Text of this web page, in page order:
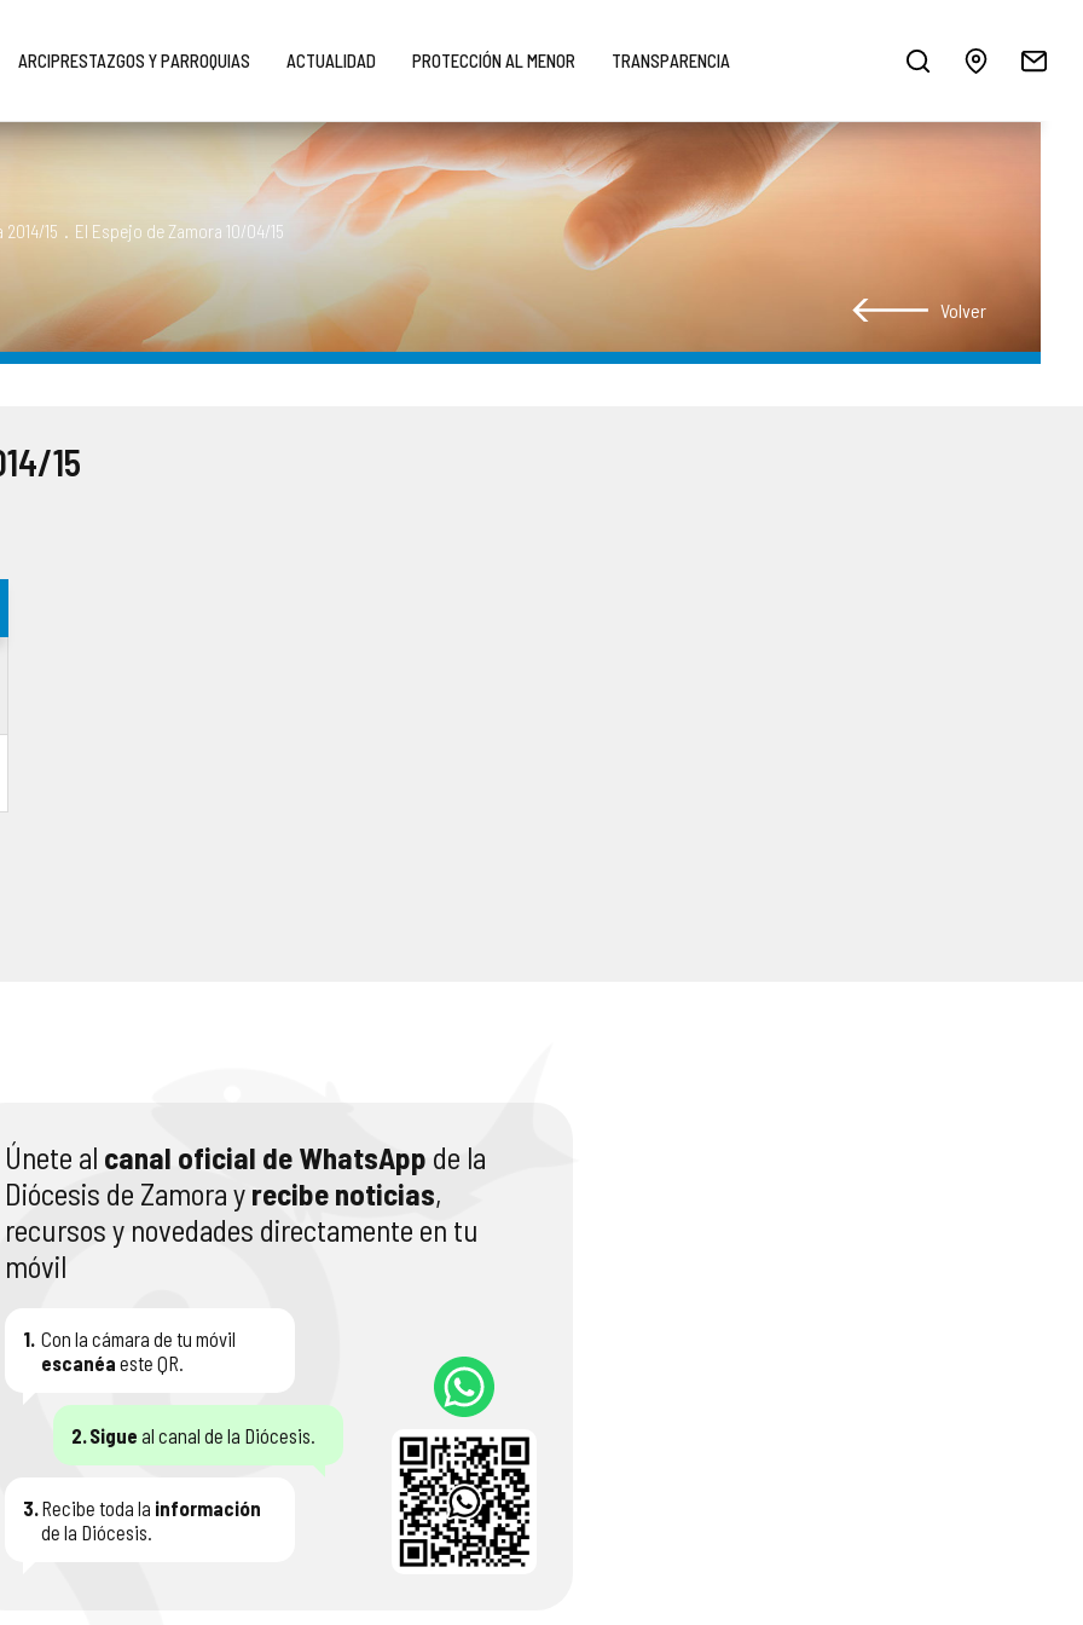
ARCIPRESTAZGOS Y PARROQUIAS ACTUALIDAD PROTECCIÓN AL MENOR TRANSPARENCIA
15 . El Espejo de Zamora 10/04/15
Volver
15
Únete al canal oficial de WhatsApp de la
Diócesis de Zamora y recibe noticias,
recursos y novedades directamente en tu
móvil
1. Con la cámara de tu móvil
escanéa este QR.
2.Sigue al canal de la Diócesis.
3.Recibe toda la información
de la Diócesis.